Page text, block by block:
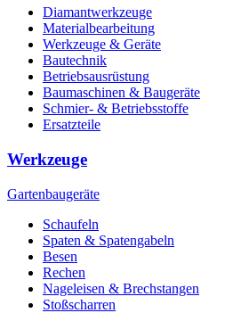
Diamantwerkzeuge
Materialbearbeitung
Werkzeuge & Geräte
Bautechnik
Betriebsausrüstung
Baumaschinen & Baugeräte
Schmier- & Betriebsstoffe
Ersatzteile
Werkzeuge
Gartenbaugeräte
Schaufeln
Spaten & Spatengabeln
Besen
Rechen
Nageleisen & Brechstangen
Stoßscharren